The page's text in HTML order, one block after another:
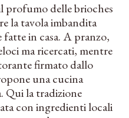
profumo delle brioches
la tavola imbandita
in casa. A pranzo,
ma ricercati, mentre
firmato dallo
una cucina
Qui la tradizione
con ingredienti locali